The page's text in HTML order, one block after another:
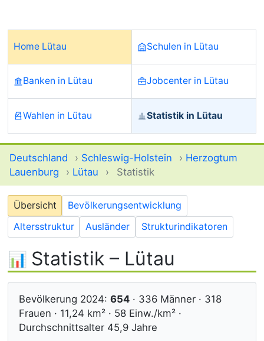
Home Lütau Schulen in Lütau
Banken in Lütau Jobcenter in Lütau
Wahlen in Lütau Statistik in Lütau
Deutschland › Schleswig-Holstein › Herzogtum
Lauenburg
› Lütau › Statistik
Übersicht
Bevölkerungsentwicklung
Altersstruktur
Ausländer Strukturindikatoren
Statistik – Lütau
Bevölkerung 2024:654 · 336 Männer · 318
Frauen · 11,24 km² · 58 Einw./km² ·
Durchschnittsalter 45,9 Jahre